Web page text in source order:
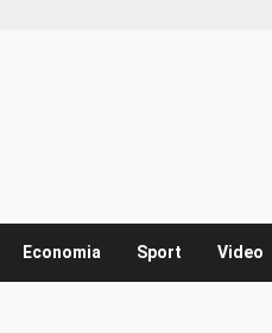
Economia Sport Video